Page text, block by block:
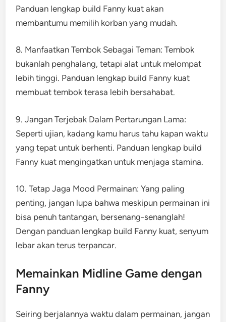
Panduan lengkap build Fanny kuat akan
membantumu memilih korban yang mudah.
8. Manfaatkan Tembok Sebagai Teman: Tembok
bukanlah penghalang, tetapi alat untuk melompat
lebih tinggi. Panduan lengkap build Fanny kuat
membuat tembok terasa lebih bersahabat.
9. Jangan Terjebak Dalam Pertarungan Lama:
Seperti ujian, kadang kamu harus tahu kapan waktu
yang tepat untuk berhenti. Panduan lengkap build
Fanny kuat mengingatkan untuk menjaga stamina.
10. Tetap Jaga Mood Permainan: Yang paling
penting, jangan lupa bahwa meskipun permainan ini
bisa penuh tantangan, bersenang-senanglah!
Dengan panduan lengkap build Fanny kuat, senyum
lebar akan terus terpancar.
Memainkan Midline Game dengan
Fanny
Seiring berjalannya waktu dalam permainan, jangan